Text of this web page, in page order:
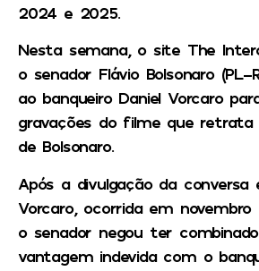
2024 e 2025.
Nesta semana, o site The
o senador Flávio Bolsonaro (PL-
ao banqueiro Daniel Vorcaro
gravações do filme que retrata
de Bolsonaro.
Após a divulgação da conversa
Vorcaro, ocorrida em novembro
o senador negou ter
vantagem indevida com o